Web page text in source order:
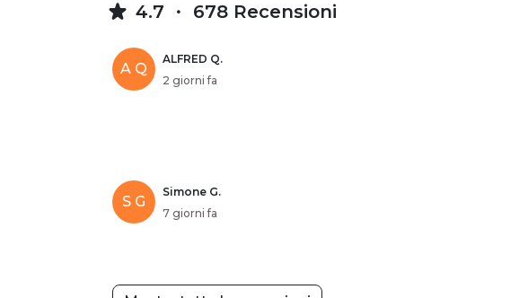
4.7 678 Recensioni
A Q
ALFRED Q.
2 giorni fa
S G
Simone G.
7 giorni fa